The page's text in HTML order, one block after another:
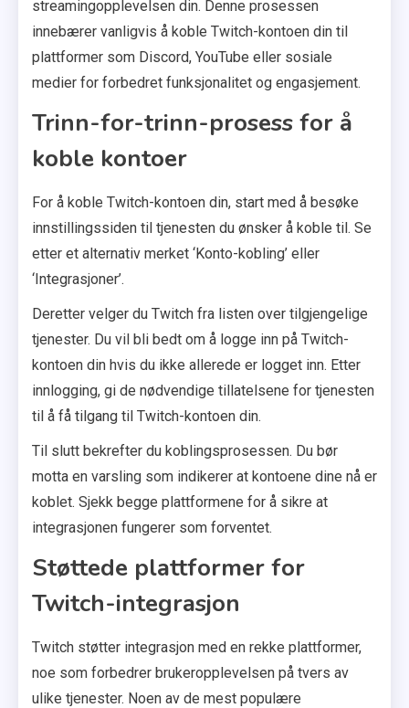
streamingopplevelsen din. Denne prosessen
innebærer vanligvis å koble Twitch-kontoen din til
plattformer som Discord, YouTube eller sosiale
medier for forbedret funksjonalitet og engasjement.
Trinn-for-trinn-prosess for å
koble kontoer
For å koble Twitch-kontoen din, start med å besøke
innstillingssiden til tjenesten du ønsker å koble til. Se
etter et alternativ merket ‘Konto-kobling’ eller
‘Integrasjoner’.
Deretter velger du Twitch fra listen over tilgjengelige
tjenester. Du vil bli bedt om å logge inn på Twitch-
kontoen din hvis du ikke allerede er logget inn. Etter
innlogging, gi de nødvendige tillatelsene for tjenesten
til å få tilgang til Twitch-kontoen din.
Til slutt bekrefter du koblingsprosessen. Du bør
motta en varsling som indikerer at kontoene dine nå er
koblet. Sjekk begge plattformene for å sikre at
integrasjonen fungerer som forventet.
Støttede plattformer for
Twitch-integrasjon
Twitch støtter integrasjon med en rekke plattformer,
noe som forbedrer brukeropplevelsen på tvers av
ulike tjenester. Noen av de mest populære